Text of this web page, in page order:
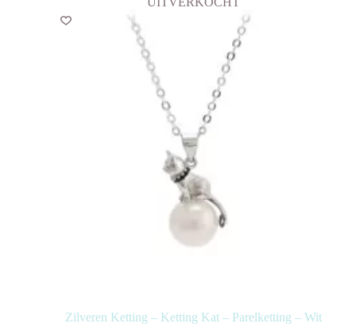
Zilveren Ketting – Ketting Kat – Parelketting – Wit